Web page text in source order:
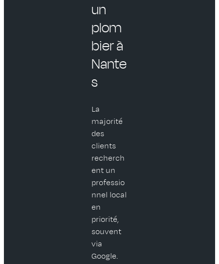
un
plom
bier à
Nante
s
La
majorité
des
clients
recherch
ent un
professio
nnel local
en
priorité,
souvent
via
Google.